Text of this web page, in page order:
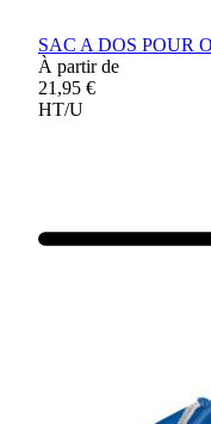
SAC A DOS POUR
À partir de
21,95 €
HT/U